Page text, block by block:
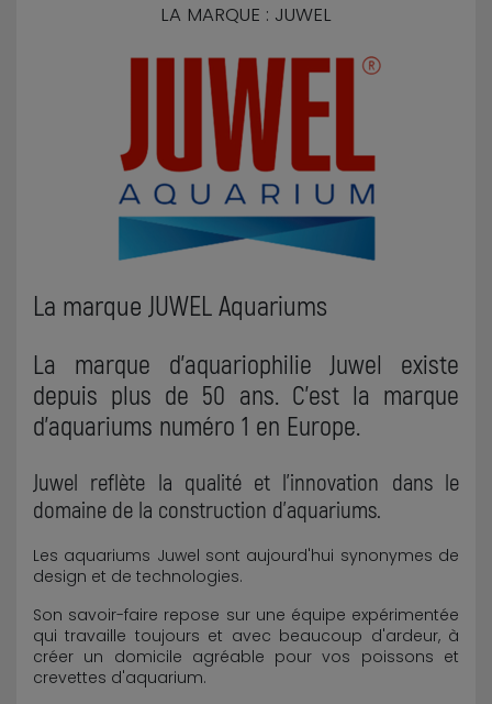
LA MARQUE : JUWEL
La marque JUWEL Aquariums
La marque d'aquariophilie Juwel existe
depuis plus de 50 ans. C'est la marque
d'aquariums numéro 1 en Europe.
Juwel reflète la qualité et l'innovation dans le
domaine de la construction d'aquariums.
Les aquariums Juwel sont aujourd'hui synonymes de
design et de technologies.
Son savoir-faire repose sur une équipe expérimentée
qui travaille toujours et avec beaucoup d'ardeur, à
créer un domicile agréable pour vos poissons et
crevettes d'aquarium.